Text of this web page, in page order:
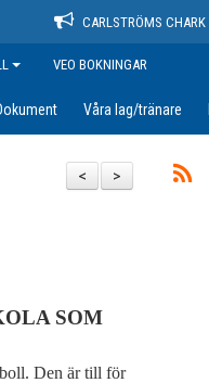
CARLSTRÖMS CHARK
VEO BOKNINGAR
Våra lag/tränare
>
<
SOM
Den är till för